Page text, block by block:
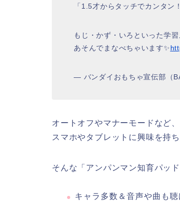
「1.5才からタッチでカンタン
もじ・かず・いろといった学
あそんでまなべちゃいます✨
— バンダイおもちゃ宣伝部（
オートオフやマナーモードなど
スマホやタブレットに興味を持
そんな「アンパンマン知育パッ
キャラ多数＆音声や曲も聴